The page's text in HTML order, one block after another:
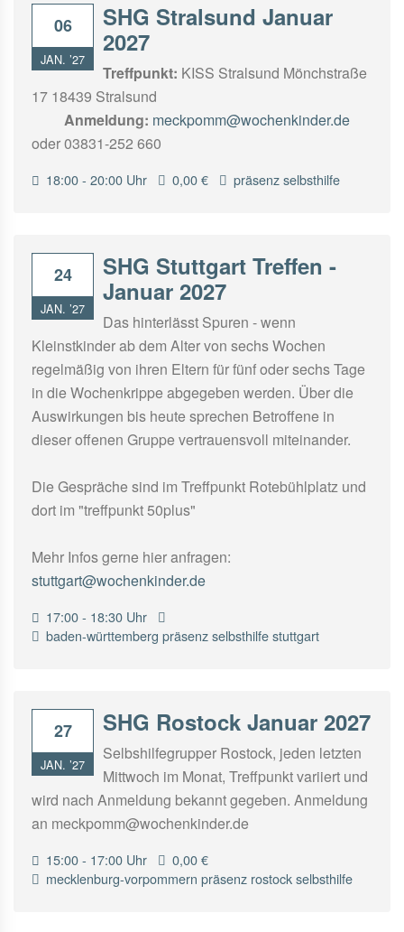
06
JAN. ’27
SHG Stralsund Januar
2027
Treffpunkt: KISS Stralsund Mönchstraße
17 18439 Stralsund
Anmeldung: meckpomm@wochenkinder.de
oder 03831-252 660
18:00 - 20:00 Uhr 0,00 € präsenzselbsthilfe
24
JAN. ’27
SHG Stuttgart Treffen -
Januar 2027
Das hinterlässt Spuren - wenn
Kleinstkinder ab dem Alter von sechs Wochen
regelmäßig von ihren Eltern für fünf oder sechs Tage
in die Wochenkrippe abgegeben werden. Über die
Auswirkungen bis heute sprechen Betroffene in
dieser offenen Gruppe vertrauensvoll miteinander.
Die Gespräche sind im Treffpunkt Rotebühlplatz und
dort im "treffpunkt 50plus"
Mehr Infos gerne hier anfragen:
stuttgart@wochenkinder.de
17:00 - 18:30 Uhr
baden-württemberg präsenzselbsthilfestuttgart
27
JAN. ’27
SHG Rostock Januar 2027
Selbshilfegrupper Rostock, jeden letzten
Mittwoch im Monat, Treffpunkt variiert und
wird nach Anmeldung bekannt gegeben. Anmeldung
an meckpomm@wochenkinder.de
15:00 - 17:00 Uhr
0,00 €
mecklenburg-vorpommern präsenz rostockselbsthilfe